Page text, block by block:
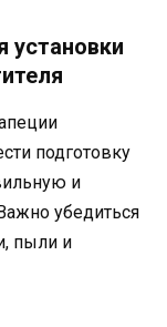
установки
подготовку
и
убедиться
пыли и